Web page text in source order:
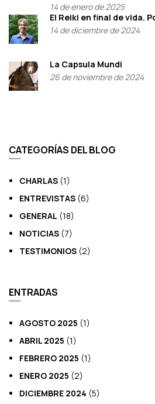
14 de enero de 2025
El Reiki en final de vida.
14 de diciembre de 2024
La Capsula Mundi
26 de noviembre de 2024
CATEGORÍAS DEL BLOG
CHARLAS (1)
ENTREVISTAS (6)
GENERAL (18)
NOTICIAS (7)
TESTIMONIOS (2)
ENTRADAS
AGOSTO 2025 (1)
ABRIL 2025 (1)
FEBRERO 2025 (1)
ENERO 2025 (2)
DICIEMBRE 2024 (5)